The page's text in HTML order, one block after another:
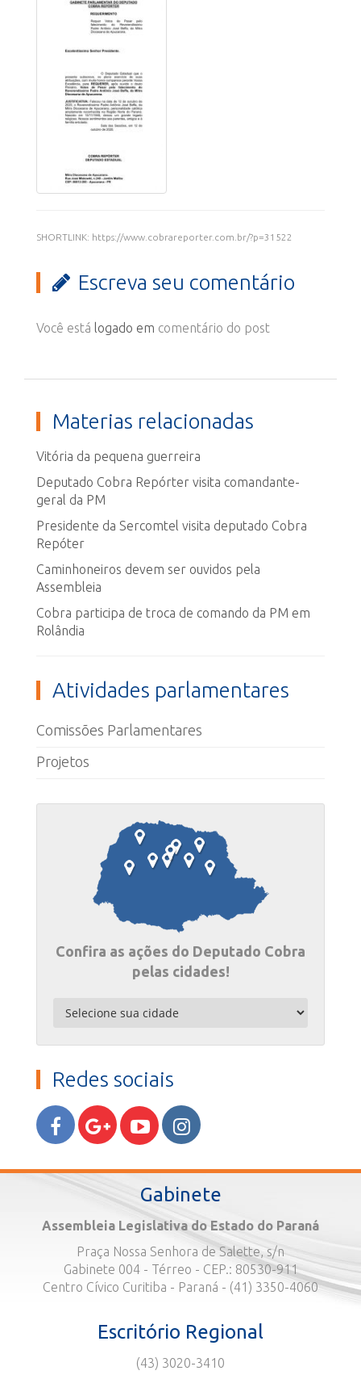
SHORTLINK: https://www.cobrareporter.com.br/?p=31522
Escreva seu comentário
Você está logado em comentário do post
Materias relacionadas
Vitória da pequena guerreira
Deputado Cobra Repórter visita comandante-
geral da PM
Presidente da Sercomtel visita deputado Cobra
Repóter
Caminhoneiros devem ser ouvidos pela
Assembleia
Cobra participa de troca de comando da PM em
Rolândia
Atividades parlamentares
Comissões Parlamentares
Projetos
Confira as ações do Deputado Cobra
pelas cidades!
Redes sociais
Gabinete
Assembleia Legislativa do Estado do Paraná
Praça Nossa Senhora de Salette, s/n
Gabinete 004 - Térreo - CEP.: 80530-911
Centro Cívico Curitiba - Paraná - (41) 3350-4060
Escritório Regional
(43) 3020-3410